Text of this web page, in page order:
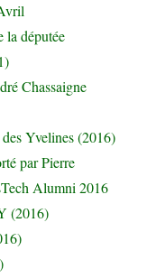
la députée
Chassaigne
Yvelines (2016)
par Pierre
Alumni 2016
(2016)